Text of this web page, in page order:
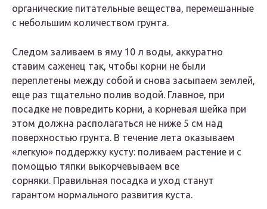
органические питательные вещества, перемешанные
с небольшим количеством грунта.
Следом заливаем в яму 10 л воды, аккуратно
ставим саженец так, чтобы корни не были
переплетены между собой и снова засыпаем землей,
еще раз тщательно полив водой. Главное, при
посадке не повредить корни, а корневая шейка при
этом должна располагаться не ниже 5 см над
поверхностью грунта. В течение лета оказываем
«легкую» поддержку кусту: поливаем растение и с
помощью тяпки выкорчевываем все
сорняки. Правильная посадка и уход станут
гарантом нормального развития куста.